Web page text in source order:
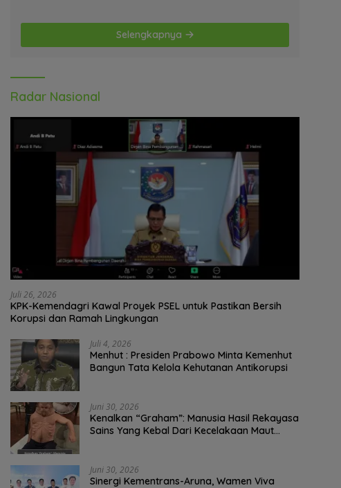
Selengkapnya
Radar Nasional
Juli 26, 2026
KPK-Kemendagri Kawal Proyek PSEL untuk Pastikan Bersih
Korupsi dan Ramah Lingkungan
Juli 4, 2026
Menhut : Presiden Prabowo Minta Kemenhut
Bangun Tata Kelola Kehutanan Antikorupsi
Juni 30, 2026
Kenalkan “Graham”: Manusia Hasil Rekayasa
Sains Yang Kebal Dari Kecelakaan Maut
Juni 30, 2026
Sinergi Kementrans-Aruna, Wamen Viva